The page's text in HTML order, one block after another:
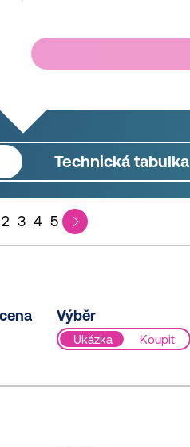
Technická tabulka
2 3 4 5
Výběr
Ukázka Koupit